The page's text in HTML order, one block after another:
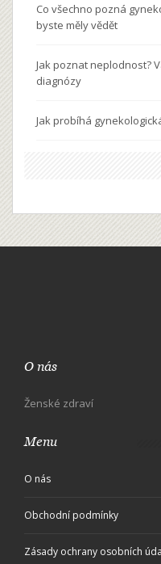
Co všechno pozná
byste měly vědět
Jak poznat neplodnost?
diagnózy
Jak probíhá
O nás
Ženské zdraví
Menu
O nás
Obchodní podmínky
Zásady ochrany osobních